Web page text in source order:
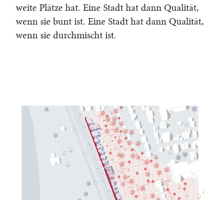
weite Plätze hat. Eine Stadt hat dann Qualität,
wenn sie bunt ist. Eine Stadt hat dann Qualität,
wenn sie durchmischt ist.